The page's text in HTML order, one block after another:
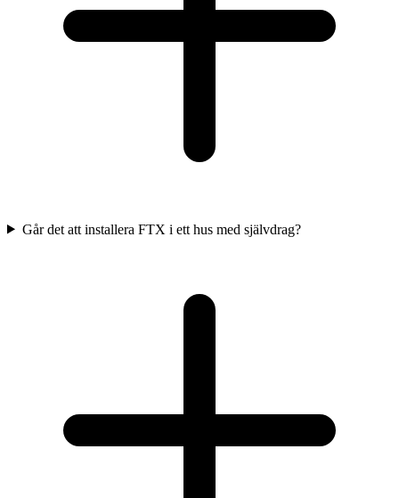
Går det att installera FTX i ett hus med självdrag?